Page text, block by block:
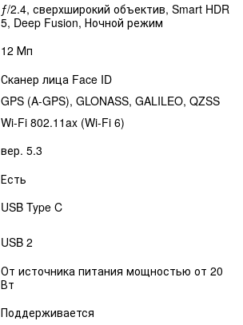
ƒ/2.4, сверхширокий объектив, Smart HDR
5, Deep Fusion, Ночной режим
12 Мп
Сканер лица Face ID
GPS (A-GPS), GLONASS, GALILEO, QZSS
Wi-Fi 802.11ax (Wi-Fi 6)
вер. 5.3
Есть
USB Type C
USB 2
От источника питания мощностью от 20
Вт
Поддерживается